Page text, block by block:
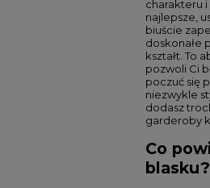
charakteru i
najlepsze,
biuście
doskonałe
kształt. To
pozwoli Ci
poczuć się
niezwykle
dodasz
garderoby
Co
blasku?